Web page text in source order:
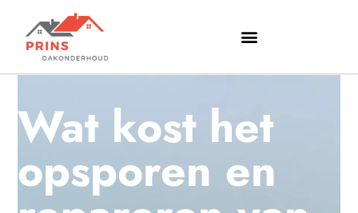
Wat kost het
opsporen en